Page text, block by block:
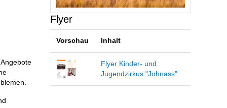
Flyer
Vorschau Inhalt
Flyer Kinder- und
Jugendzirkus "Johnass"